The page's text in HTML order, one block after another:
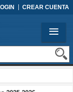
CREAR CUENTA